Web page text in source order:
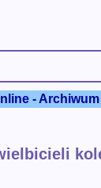
- Archiwum